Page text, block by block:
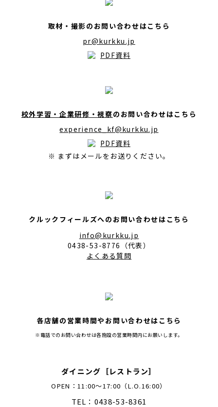
取材・撮影のお問い合わせはこちら
pr@kurkku.jp
PDF資料
校外学習・企業研修・視察のお問い合わせはこちら
experience_kf@kurkku.jp
PDF資料
※ まずはメールをお送りください。
クルックフィールズへのお問い合わせはこちら
info@kurkku.jp
0438-53-8776（代表）
よくある質問
各店舗の営業時間やお問い合わせはこちら
※電話でのお問い合わせは各施設の営業時間内にお願いします。
ダイニング［レストラン］
OPEN：11:00～17:00（L.O.16:00）
TEL：0438-53-8361